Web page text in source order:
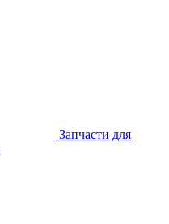
Запчасти для